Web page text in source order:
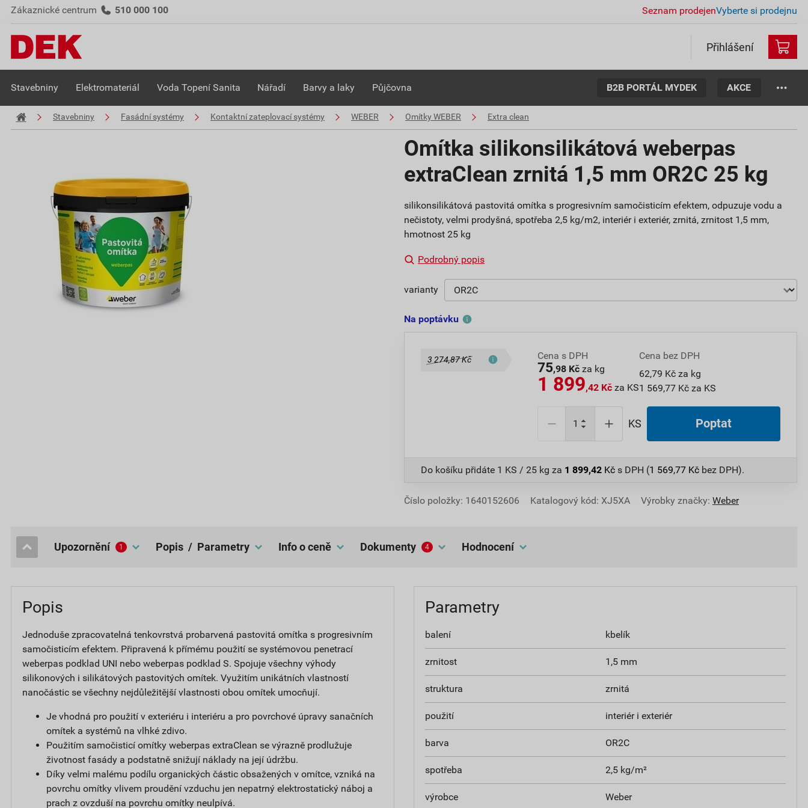
Zákaznické centrum 510 000 100 Seznam prodejenVyberte si prodejnu
Přihlášení
Stavebniny Elektromateriál Voda Topení Sanita Nářadí Barvy a laky Půjčovna B2B PORTÁL MYDEK AKCE
Stavebniny Fasádní systémy Kontaktní zateplovací systémy WEBER Omítky WEBER Extra clean
Omítka silikonsilikátová weberpas
extraClean zrnitá 1,5 mm OR2C 25 kg
silikonsilikátová pastovitá omítka s progresivním samočisticím efektem, odpuzuje vodu a
nečistoty, velmi prodyšná, spotřeba 2,5 kg/m2, interiér i exteriér, zrnitá, zrnitost 1,5 mm,
hmotnost 25 kg
Podrobný popis
varianty
Na poptávku
3 274,87 Kč Cena s DPH
75,98 Kč za kg
1 899,42 Kč za KS
Cena bez DPH
62,79 Kč za kg
1 569,77 Kč za KS
KS Poptat
Do košíku přidáte 1 KS / 25 kg za 1 899,42 Kč s DPH (1 569,77 Kč bez DPH).
Číslo položky: 1640152606 Katalogový kód: XJ5XA Výrobky značky: Weber
popis / Parametry
upozornění 1 Info o ceně dokumenty 4 hodnocení
Popis
Jednoduše zpracovatelná tenkovrstvá probarvená pastovitá omítka s progresivním
samočisticím efektem. Připravená k přímému použití se systémovou penetrací
weberpas podklad UNI nebo weberpas podklad S. Spojuje všechny výhody
silikonových i silikátových pastovitých omítek. Využitím unikátních vlastností
nanočástic se všechny nejdůležitější vlastnosti obou omítek umocňují.
Je vhodná pro použití v exteriéru i interiéru a pro povrchové úpravy sanačních
omítek a systémů na vlhké zdivo.
Použitím samočisticí omítky weberpas extraClean se výrazně prodlužuje
životnost fasády a podstatně snižují náklady na její údržbu.
Díky velmi malému podílu organických částic obsažených v omítce, vzniká na
povrchu omítky vlivem proudění vzduchu jen nepatrný elektrostatický náboj a
prach z ovzduší na povrchu omítky neulpívá.
Parametry
balení kbelík
zrnitost 1,5 mm
struktura zrnitá
použití interiér i exteriér
barva OR2C
spotřeba 2,5 kg/m²
výrobce Weber